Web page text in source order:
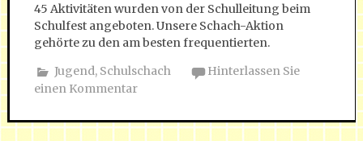
45 Aktivitäten wurden von der Schulleitung beim
Schulfest angeboten. Unsere Schach-Aktion
gehörte zu den am besten frequentierten.
Jugend, Schulschach
Hinterlassen Sie
einen Kommentar